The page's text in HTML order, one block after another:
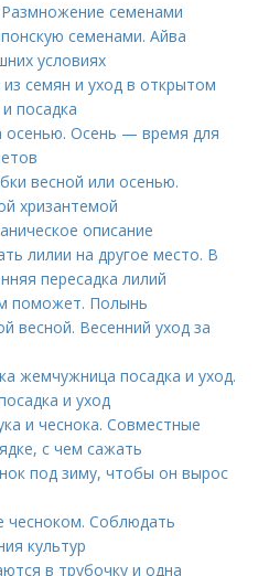
семенами
семенами. Айва
условиях
семян и уход в открытом
посадка
осенью. Осень — время для
весной или осенью.
хризантемой
описание
лилии на другое место. В
пересадка лилий
поможет. Полынь
весной. Весенний уход за
жемчужница посадка и уход.
и уход
и чеснока. Совместные
с чем сажать
под зиму, чтобы он вырос
чесноком. Соблюдать
культур
в трубочку и одна